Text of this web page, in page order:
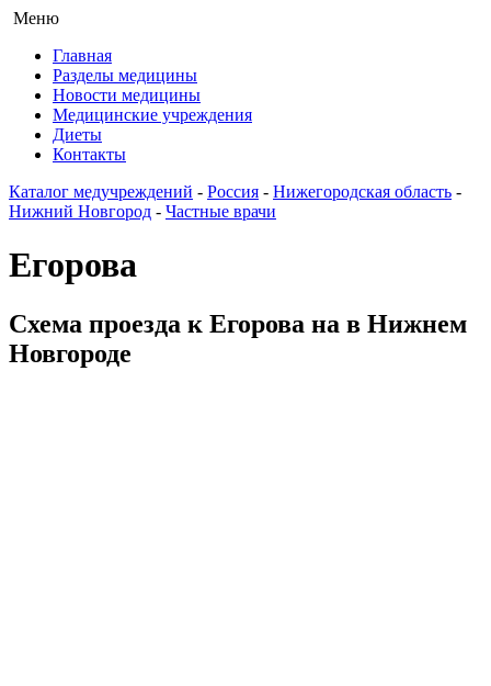
Меню
Главная
Разделы медицины
Новости медицины
Медицинские учреждения
Диеты
Контакты
Каталог медучреждений - Россия - Нижегородская область -
Нижний Новгород - Частные врачи
Егорова
Схема проезда к Егорова на в Нижнем
Новгороде